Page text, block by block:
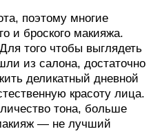
поэтому многие
и броского макияжа.
того чтобы выглядеть
из салона, достаточно
деликатный дневной
красоту лица.
тона, больше
— не лучший